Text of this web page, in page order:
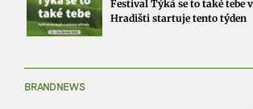
Festival Týká se to také tebe
Hradišti startuje tento týden
BRANDNEWS